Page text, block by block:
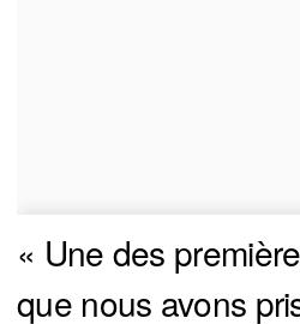
« Une des
que nous avons